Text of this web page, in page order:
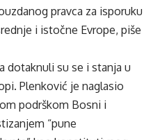
pravca za isporuku
i istočne Evrope, piše
dotaknuli su se i stanja u
Plenković je naglasio
podrškom Bosni i
“pune